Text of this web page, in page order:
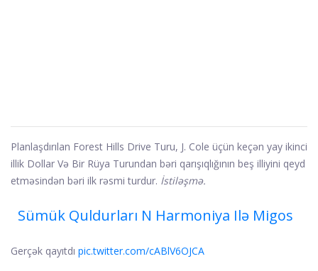
Planlaşdırılan Forest Hills Drive Turu, J. Cole üçün keçən yay ikinci
illik Dollar Və Bir Rüya Turundan bəri qarışıqlığının beş illiyini qeyd
etməsindən bəri ilk rəsmi turdur. İstiləşmə.
Sümük Quldurları N Harmoniya Ilə Migos
Gerçək qayıtdı pic.twitter.com/cABlV6OJCA